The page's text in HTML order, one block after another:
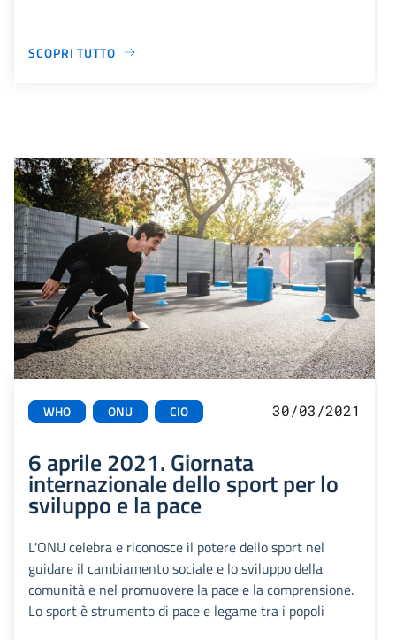
SCOPRI TUTTO
WHO ONU CIO 30/03/2021
6 aprile 2021. Giornata
internazionale dello sport per lo
sviluppo e la pace
L'ONU celebra e riconosce il potere dello sport nel
guidare il cambiamento sociale e lo sviluppo della
comunità e nel promuovere la pace e la comprensione.
Lo sport è strumento di pace e legame tra i popoli